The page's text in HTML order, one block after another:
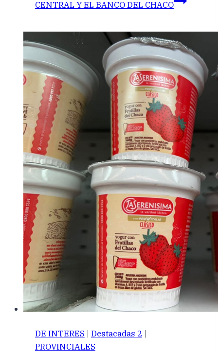
CENTRAL Y EL BANCO DEL CHACO
DE INTERES | Destacadas 2 |
PROVINCIALES